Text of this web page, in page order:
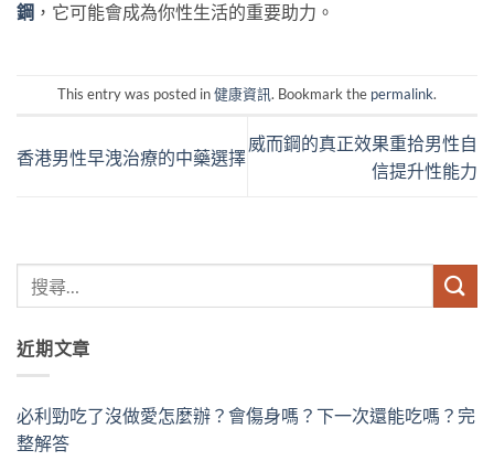
鋼 ，它可能會成為你性生活的重要助力。
This entry was posted in健康資訊. Bookmark the permalink.
香港男性早洩治療的中藥選擇
威而鋼的真正效果重拾男性自
信提升性能力
近期文章
必利勁吃了沒做愛怎麼辦？會傷身嗎？下一次還能吃嗎？完
整解答